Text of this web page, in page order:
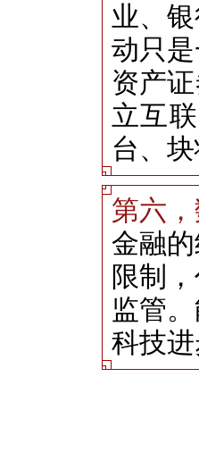
业、
动只
资产
立互
台、
第六
金融
限制
监管
科技